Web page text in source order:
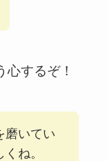
するぞ！
磨いてい
ね。